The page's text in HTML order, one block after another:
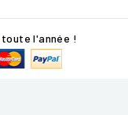
l'année !